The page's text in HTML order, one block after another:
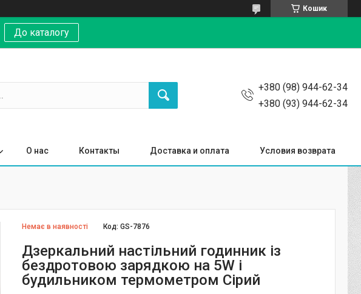
Кошик
До каталогу
+380 (98) 944-62-34
+380 (93) 944-62-34
О нас Контакты Доставка и оплата Условия возврата
Немає в наявності Код:GS-7876
Дзеркальний настільний годинник із
бездротовою зарядкою на 5W і
будильником термометром Сірий